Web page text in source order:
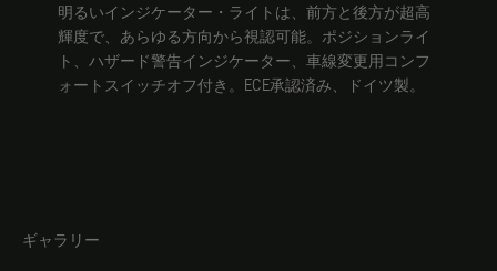
明るいインジケーター・ライトは、前方と後方が超高
輝度で、あらゆる方向から視認可能。ポジションライ
ト、ハザード警告インジケーター、車線変更用コンフ
ォートスイッチオフ付き。ECE承認済み、ドイツ製。
ギャラリー